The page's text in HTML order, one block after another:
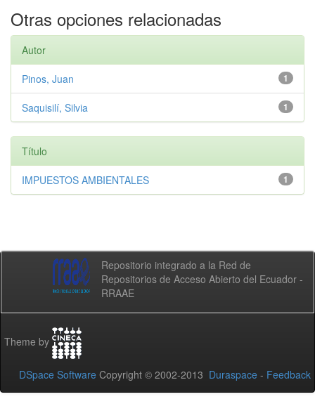
Otras opciones relacionadas
Autor
1
Pinos, Juan
1
Saquisilí, Silvia
Título
1
IMPUESTOS AMBIENTALES
Repositorio integrado a la Red de
Repositorios de Acceso Abierto del Ecuador -
RRAAE
Theme by
DSpace Software Copyright © 2002-2013 Duraspace - Feedback